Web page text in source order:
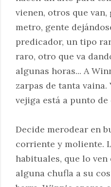
vienen, otros que
metro, gente
predicador, un tipo
raro, otro que va
algunas horas... A
zarpas de tanta
vejiga está a punto
Decide merodear en
corriente y moliente.
habituales, que lo
alguna chufla a su